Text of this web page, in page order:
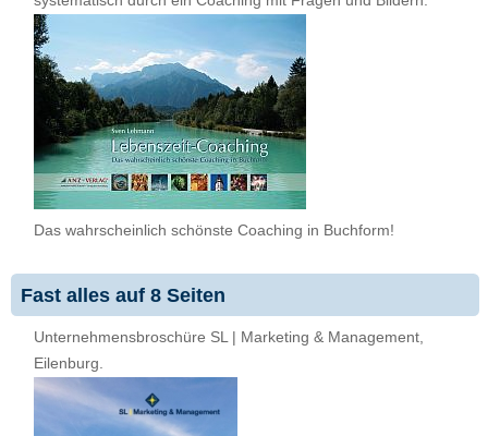
Das wahrscheinlich schönste Coaching in Buchform!
Fast alles auf 8 Seiten
Unternehmensbroschüre SL | Marketing & Management,
Eilenburg.